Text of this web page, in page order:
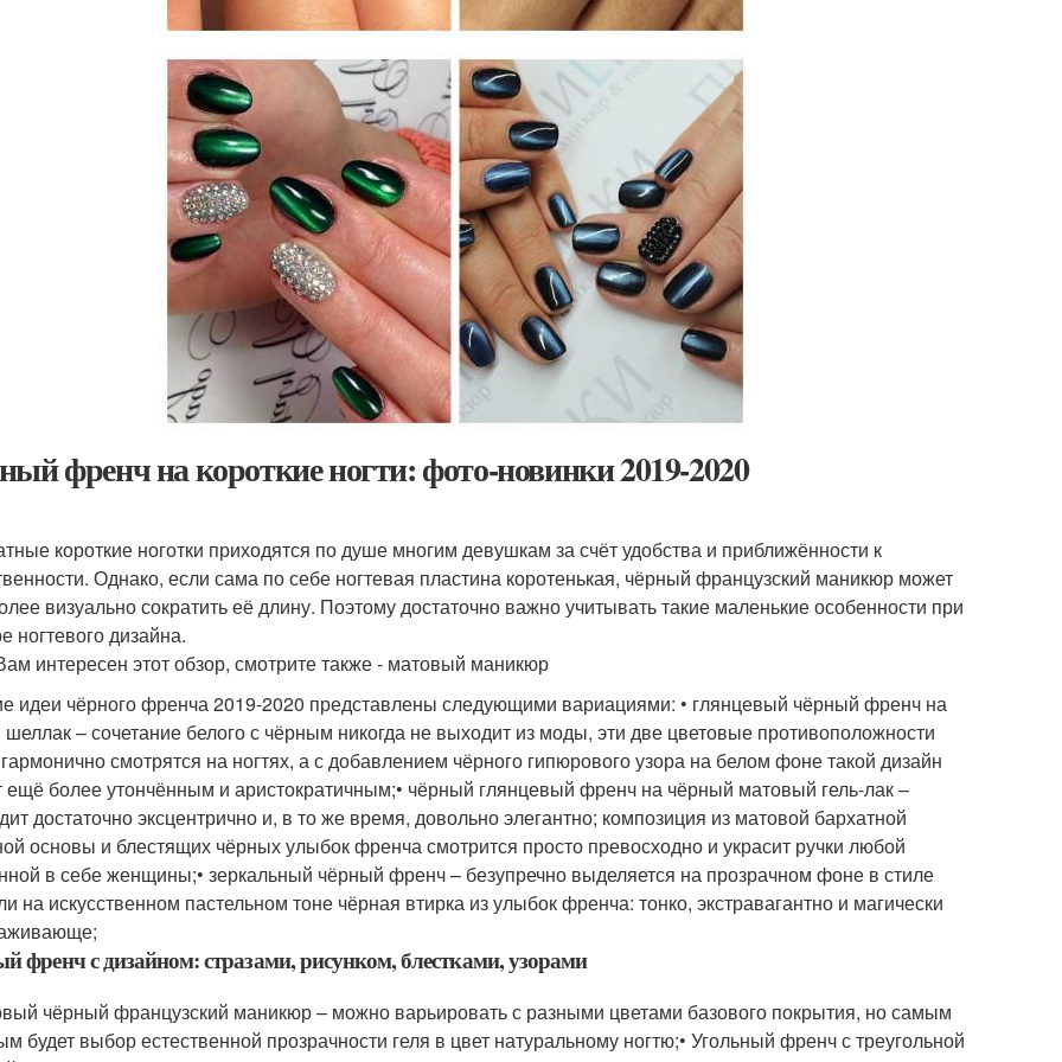
френч на короткие ногти: фото-новинки 2019-2020
короткие ноготки приходятся по душе многим девушкам за счёт удобства и приближённости к
Однако, если сама по себе ногтевая пластина коротенькая, чёрный французский маникюр может
визуально сократить её длину. Поэтому достаточно важно учитывать такие маленькие особенности при
ногтевого дизайна.
интересен этот обзор, смотрите также - матовый маникюр
идеи чёрного френча 2019-2020 представлены следующими вариациями: • глянцевый чёрный френч на
– сочетание белого с чёрным никогда не выходит из моды, эти две цветовые противоположности
смотрятся на ногтях, а с добавлением чёрного гипюрового узора на белом фоне такой дизайн
ещё более утончённым и аристократичным;• чёрный глянцевый френч на чёрный матовый гель-лак –
достаточно эксцентрично и, в то же время, довольно элегантно; композиция из матовой бархатной
основы и блестящих чёрных улыбок френча смотрится просто превосходно и украсит ручки любой
в себе женщины;• зеркальный чёрный френч – безупречно выделяется на прозрачном фоне в стиле
на искусственном пастельном тоне чёрная втирка из улыбок френча: тонко, экстравагантно и магически
френч с дизайном: стразами, рисунком, блестками, узорами
чёрный французский маникюр – можно варьировать с разными цветами базового покрытия, но самым
будет выбор естественной прозрачности геля в цвет натуральному ногтю;• Угольный френч с треугольной